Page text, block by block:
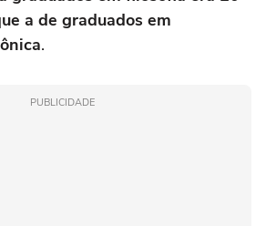
a de graduados em
.
PUBLICIDADE